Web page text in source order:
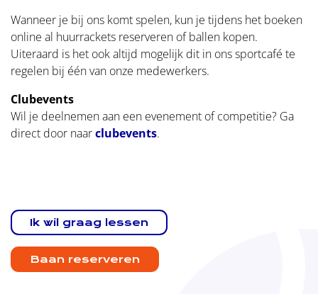
Ik wil graag lessen
Baan reserveren
Wanneer je bij ons komt spelen, kun je tijdens het boeken
online al huurrackets reserveren of ballen kopen.
Uiteraard is het ook altijd mogelijk dit in ons sportcafé te
regelen bij één van onze medewerkers.
Clubevents
Wil je deelnemen aan een evenement of competitie? Ga
direct door naarclubevents.